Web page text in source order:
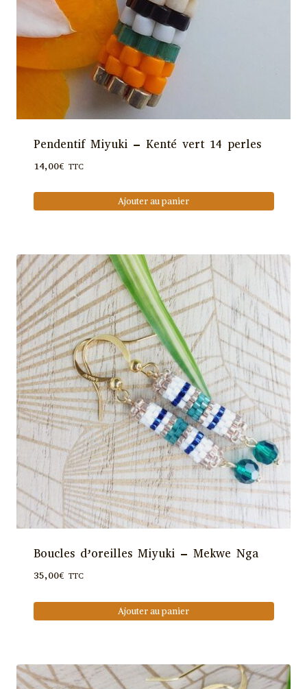
page
produit
Pendentif Miyuki – Kenté vert 14 perles
14,00€ TTC
Ajouter au panier
Boucles d’oreilles Miyuki – Mekwe Nga
35,00€ TTC
Ajouter au panier